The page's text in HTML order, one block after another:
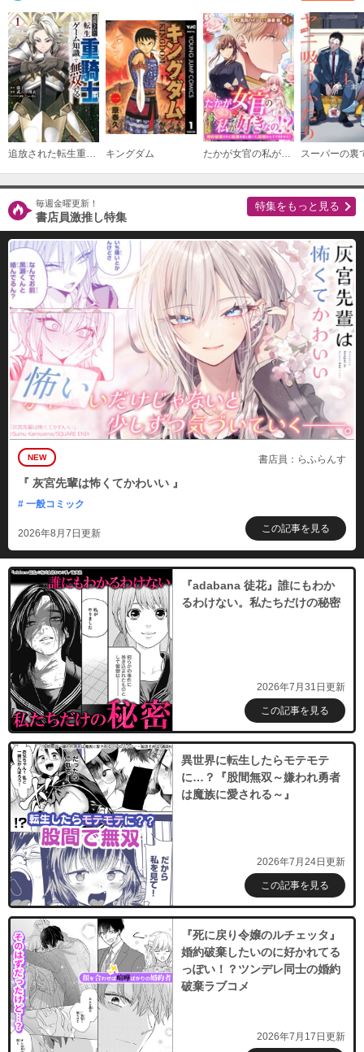
購入する
Ｆｉｌｅ（１９）
必要ポイント： 600
購入する
Ｆｉｌｅ（２０）
必要ポイント：600
購入する
キングダム
毎週金曜更新！
書店員激推し特集
特集をもっと見る
NEW 書店員：らふらんす
『 灰宮先輩は怖くてかわいい 』
# 一般コミック
2026年8月7日更新 この記事を見る
『adabana 徒花』誰にもわか
るわけない。私たちだけの秘密
2026年7月31日更新
この記事を見る
異世界に転生したらモテモテ
に…？『股間無双～嫌われ勇者
は魔族に愛される～』
2026年7月24日更新
この記事を見る
『死に戻り令嬢のルチェッタ』
婚約破棄したいのに好かれてる
っぽい！？ツンデレ同士の婚約
破棄ラブコメ
2026年7月17日更新